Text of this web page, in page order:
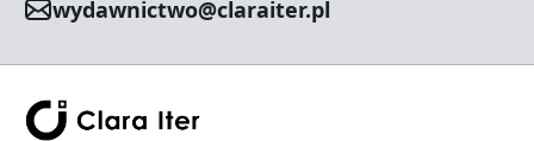
wydawnictwo@claraiter.pl